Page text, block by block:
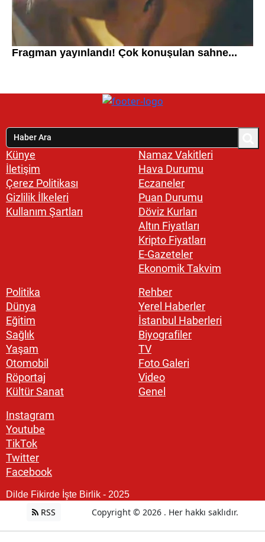
Künye
İletişim
Çerez Politikası
Gizlilik İlkeleri
Kullanım Şartları
Namaz Vakitleri
Hava Durumu
Eczaneler
Puan Durumu
Döviz Kurları
Altın Fiyatları
Kripto Fiyatları
E-Gazeteler
Ekonomik Takvim
Politika
Dünya
Eğitim
Sağlık
Yaşam
Otomobil
Röportaj
Kültür Sanat
Rehber
Yerel Haberler
İstanbul Haberleri
Biyografiler
TV
Foto Galeri
Video
Genel
Instagram
Youtube
TikTok
Twitter
Facebook
Dilde Fikirde İşte Birlik - 2025
RSS Copyright © 2026 . Her hakkı saklıdır.